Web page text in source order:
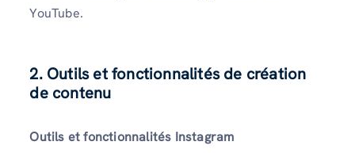
YouTube.
2. Outils et fonctionnalités de création
de contenu
Outils et fonctionnalités Instagram